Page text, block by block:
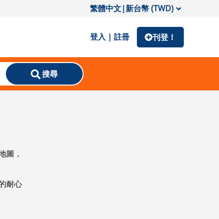
繁體中文|新台幣 (TWD)
登入 | 註冊 刊登！
搜尋
圖，
耐心